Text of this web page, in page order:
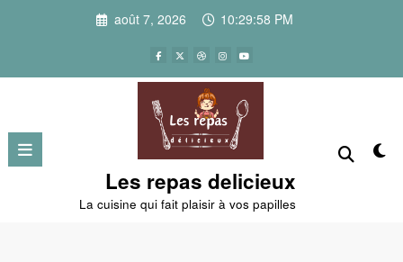
août 7, 2026 10:29:59 PM
Les repas delicieux
La cuisine qui fait plaisir à vos papilles